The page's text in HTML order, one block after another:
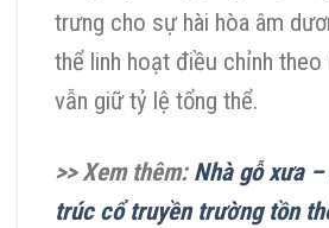
trưng cho sự hài hòa âm
thể linh hoạt điều chỉnh theo
vẫn giữ tỷ lệ tổng thể.
>> Xem thêm: Nhà gỗ xưa
trúc cổ truyền trường tồn